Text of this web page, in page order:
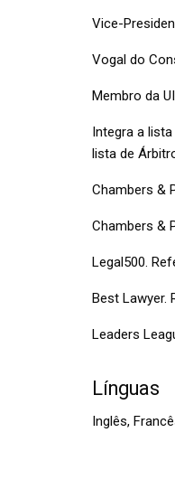
Vice-
Vogal do
Membro da
Integra a
lista de
Chambers &
Chambers &
Legal500.
Best Lawyer.
Leaders
Línguas
Inglês,